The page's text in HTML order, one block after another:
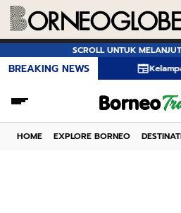
SCROLL UNTUK
BREAKING NEWS Kelampai: The
HOME EXPLORE BORNEO